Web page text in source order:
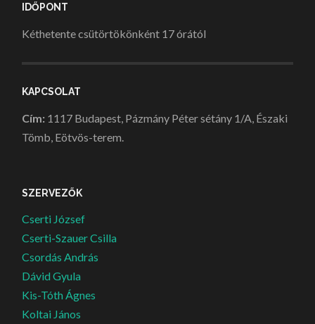
IDŐPONT
Kéthetente csütörtökönként 17 órától
KAPCSOLAT
Cím: 1117 Budapest, Pázmány Péter sétány 1/A, Északi
Tömb, Eötvös-terem.
SZERVEZŐK
Cserti József
Cserti-Szauer Csilla
Csordás András
Dávid Gyula
Kis-Tóth Ágnes
Koltai János